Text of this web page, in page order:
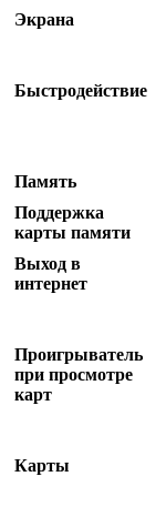
Экрана
Быстродействие
Память
Поддержка
карты памяти
Выход в
интернет
Проигрыватель
при просмотре
карт
Карты